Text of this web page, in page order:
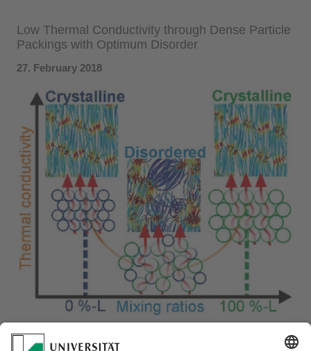
Low Thermal Conductivity through Dense Particle
Packings with Optimum Disorder
27. February 2018
Advanced Materials just published our work on Low
Thermal Conductivity through Dense Particle Packings with